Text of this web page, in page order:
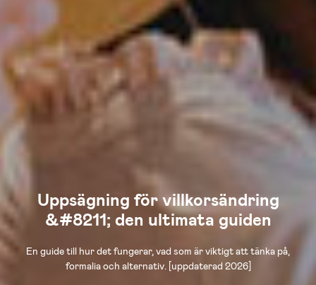
Uppsägning för villkorsändring
&#8211; den ultimata guiden
En guide till hur det fungerar, vad som är viktigt att tänka på,
formalia och alternativ. [uppdaterad 2026]